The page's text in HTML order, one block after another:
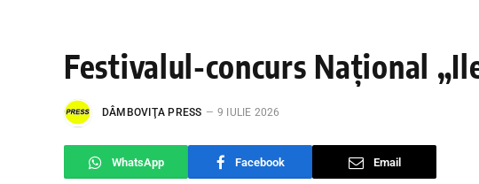
Festivalul-concurs Național
DÂMBOVIŢA PRESS 9 IULIE 2026
WhatsApp Facebook Email